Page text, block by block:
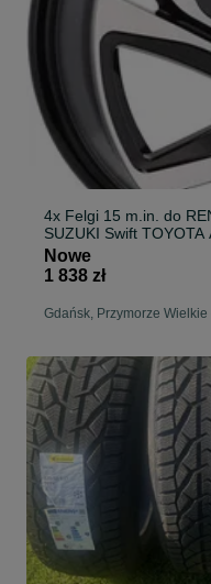
4x Felgi 15 m.in. do
SUZUKI Swift TOYOTA
Nowe
1 838 zł
Gdańsk, Przymorze Wielkie